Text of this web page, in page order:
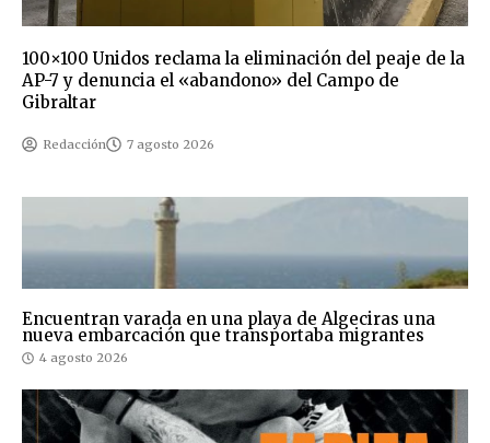
100×100 Unidos reclama la eliminación del peaje de la
AP-7 y denuncia el «abandono» del Campo de
Gibraltar
Redacción 7 agosto 2026
Encuentran varada en una playa de Algeciras una
nueva embarcación que transportaba migrantes
4 agosto 2026